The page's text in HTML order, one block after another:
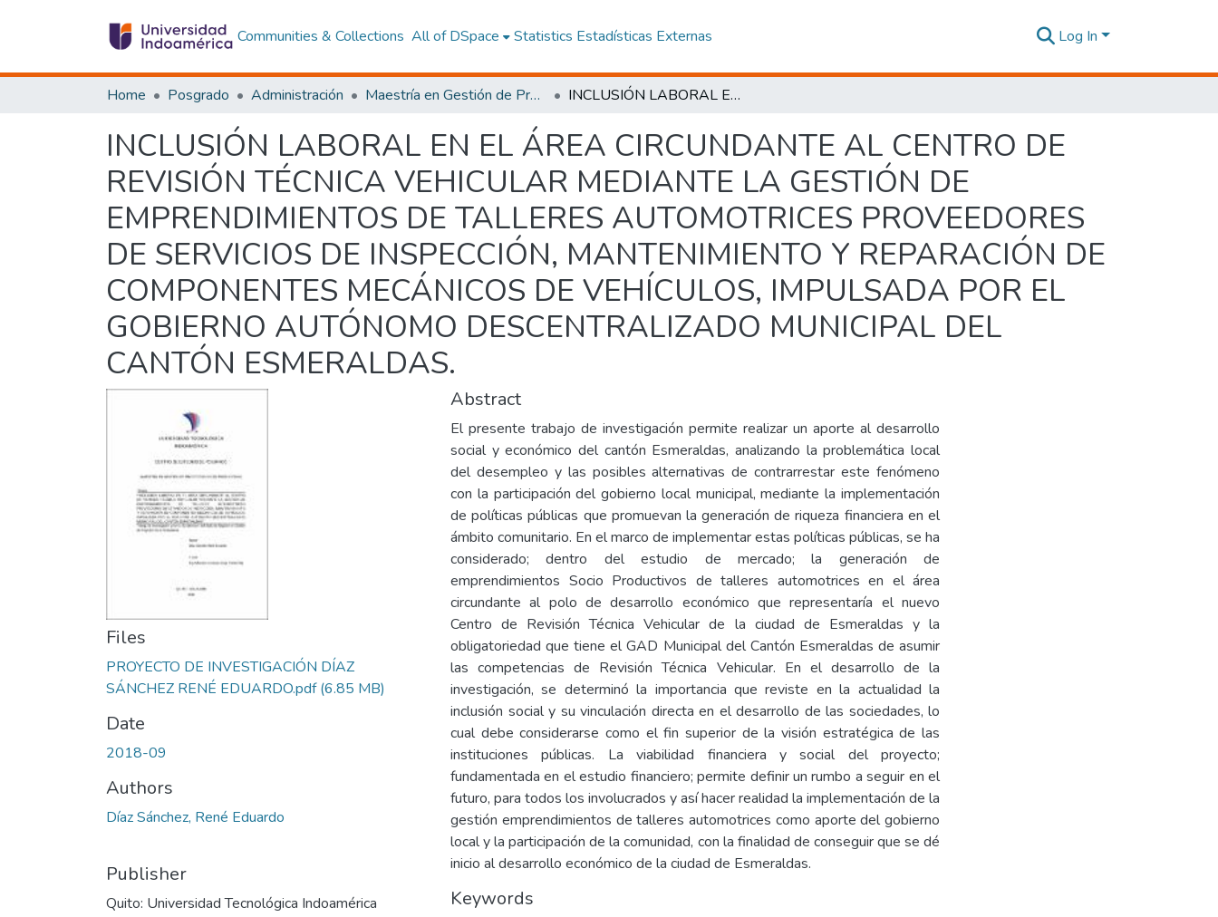
Communities & Collections All of DSpace Statistics Estadísticas Externas Log In
Home Posgrado Administración Maestría en Gestión de Proyectos Socioproductivos INCLUSIÓN LABORAL EN EL ÁREA CIRCUNDANTE AL CENTRO DE REVISIÓN TÉCNICA VEHICULAR MEDIANTE LA GESTIÓN DE EMPRENDIMIENTOS DE TALLERES AUTOMOTRICES PROVEEDORES DE SERVICIOS DE INSPECCIÓN, MANTENIMIENTO Y REPARACIÓN DE COMPONENTES MECÁNICOS DE VEHÍCULOS, IMPULSADA POR EL GOBIERNO AUTÓNOMO DESCENTRALIZADO MUNICIPAL DEL CANTÓN ESMERALDAS.
INCLUSIÓN LABORAL EN EL ÁREA CIRCUNDANTE AL CENTRO DE
REVISIÓN TÉCNICA VEHICULAR MEDIANTE LA GESTIÓN DE
EMPRENDIMIENTOS DE TALLERES AUTOMOTRICES PROVEEDORES
DE SERVICIOS DE INSPECCIÓN, MANTENIMIENTO Y REPARACIÓN DE
COMPONENTES MECÁNICOS DE VEHÍCULOS, IMPULSADA POR EL
GOBIERNO AUTÓNOMO DESCENTRALIZADO MUNICIPAL DEL
CANTÓN ESMERALDAS.
Files
PROYECTO DE INVESTIGACIÓN DÍAZ
SÁNCHEZ RENÉ EDUARDO.pdf(6.85 MB)
Date
2018-09
Authors
Díaz Sánchez, René Eduardo
Publisher
Quito: Universidad Tecnológica Indoamérica
Abstract
El presente trabajo de investigación permite realizar un aporte al desarrollo
social y económico del cantón Esmeraldas, analizando la problemática local
del desempleo y las posibles alternativas de contrarrestar este fenómeno
con la participación del gobierno local municipal, mediante la implementación
de políticas públicas que promuevan la generación de riqueza financiera en el
ámbito comunitario. En el marco de implementar estas políticas públicas, se ha
considerado; dentro del estudio de mercado; la generación de
emprendimientos Socio Productivos de talleres automotrices en el área
circundante al polo de desarrollo económico que representaría el nuevo
Centro de Revisión Técnica Vehicular de la ciudad de Esmeraldas y la
obligatoriedad que tiene el GAD Municipal del Cantón Esmeraldas de asumir
las competencias de Revisión Técnica Vehicular. En el desarrollo de la
investigación, se determinó la importancia que reviste en la actualidad la
inclusión social y su vinculación directa en el desarrollo de las sociedades, lo
cual debe considerarse como el fin superior de la visión estratégica de las
instituciones públicas. La viabilidad financiera y social del proyecto;
fundamentada en el estudio financiero; permite definir un rumbo a seguir en el
futuro, para todos los involucrados y así hacer realidad la implementación de la
gestión emprendimientos de talleres automotrices como aporte del gobierno
local y la participación de la comunidad, con la finalidad de conseguir que se dé
inicio al desarrollo económico de la ciudad de Esmeraldas.
Keywords